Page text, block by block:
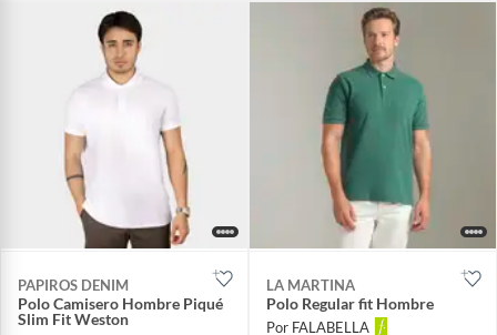
PAPIROS DENIM
Polo Camisero Hombre Piqué
Slim Fit Weston
LA MARTINA
Polo Regular fit Hombre
Por FALABELLA